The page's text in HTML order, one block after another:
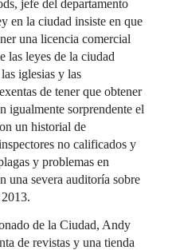
jefe del departamento
en la ciudad insiste en que
una licencia comercial
las leyes de la ciudad
iglesias y las
de tener que obtener
igualmente sorprendente el
un historial de
no calificados y
y problemas en
una severa auditoría sobre
de la Ciudad, Andy
de revistas y una tienda